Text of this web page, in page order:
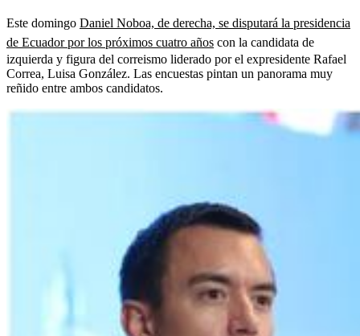
Este domingo Daniel Noboa, de derecha, se disputará la presidencia
de Ecuador por los próximos cuatro años con la candidata de
izquierda y figura del correismo liderado por el expresidente Rafael
Correa, Luisa González. Las encuestas pintan un panorama muy
reñido entre ambos candidatos.